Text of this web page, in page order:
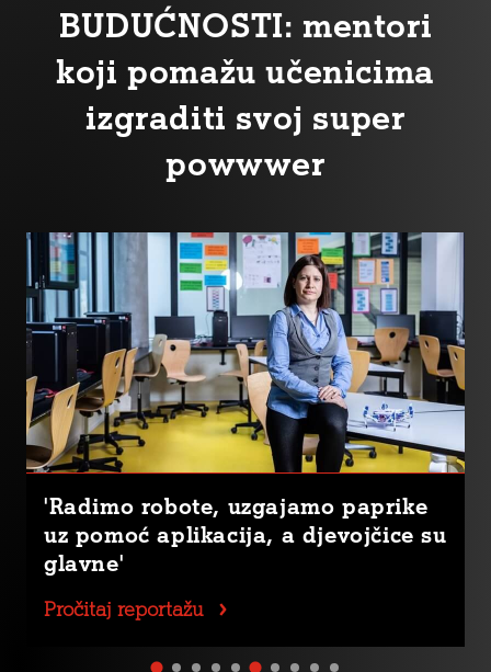
BUDUĆNOSTI: mentori
koji pomažu učenicima
izgraditi svoj super
powwwer
'Radimo robote, uzgajamo paprike
uz pomoć aplikacija, a djevojčice su
glavne'
Pročitaj reportažu